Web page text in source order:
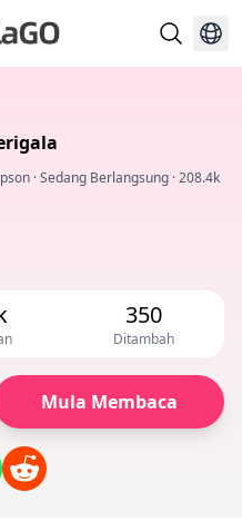
·Sedang Berlangsung ·208.4k
350
Ditambah
Mula Membaca